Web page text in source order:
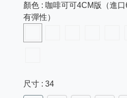
顏色 : 咖啡可可4CM版（進
有彈性）
尺寸 : 34